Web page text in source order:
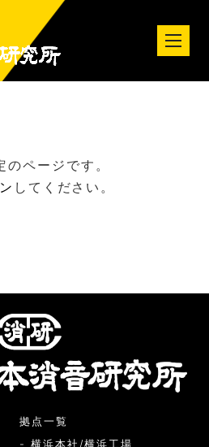
ページです。
してください。
拠点一覧
- 横浜本社/横浜工場